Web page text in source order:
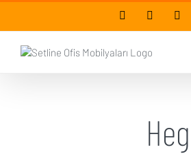
Skip
content
facebooktwitter